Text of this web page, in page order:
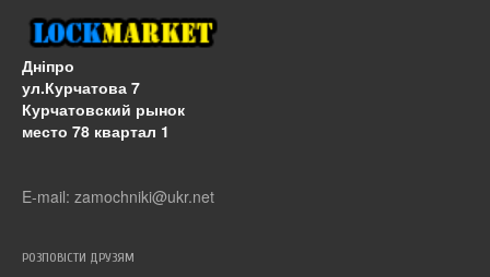
Дніпро
ул.Курчатова 7
Курчатовский рынок
место 78 квартал 1
E-mail: zamochniki@ukr.net
РОЗПОВІСТИ ДРУЗЯМ